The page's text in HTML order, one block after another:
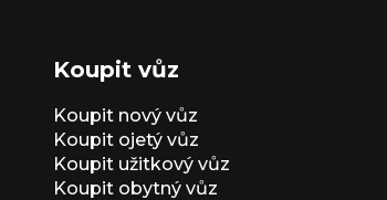
Koupit vůz
Koupit nový vůz
Koupit ojetý vůz
Koupit užitkový vůz
Koupit obytný vůz